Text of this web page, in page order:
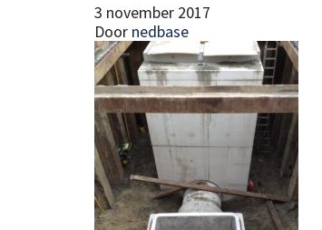
3 november 2017
Door nedbase